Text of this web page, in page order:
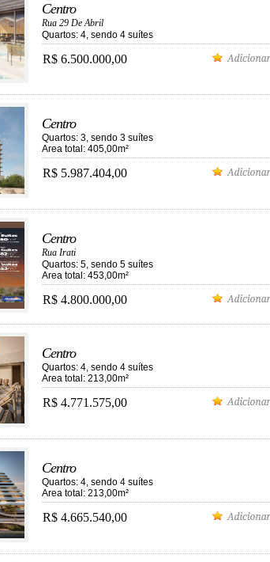
Centro
Rua 29 De Abril
Quartos: 4, sendo 4 suítes
R$ 6.500.000,00
Centro
Quartos: 3, sendo 3 suítes
Area total: 405,00m²
R$ 5.987.404,00
Centro
Rua Irati
Quartos: 5, sendo 5 suítes
Area total: 453,00m²
R$ 4.800.000,00
Centro
Quartos: 4, sendo 4 suítes
Area total: 213,00m²
R$ 4.771.575,00
Centro
Quartos: 4, sendo 4 suítes
Area total: 213,00m²
R$ 4.665.540,00